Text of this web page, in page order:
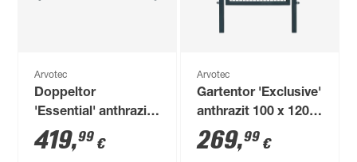
Arvotec
Doppeltor
'Essential' anthrazit
400 x 80 cm, mit
Zaunanschluss
419,99 €
Arvotec
Gartentor 'Exclusive'
anthrazit 100 x 120
cm, mit Karodekor
269,99 €